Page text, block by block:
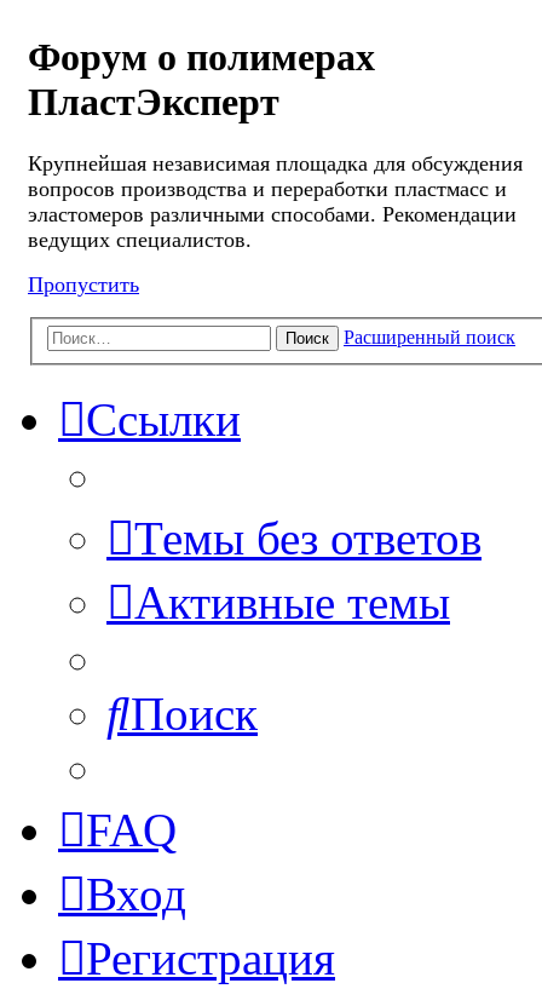
Форум о полимерах
ПластЭксперт
Крупнейшая независимая площадка для обсуждения
вопросов производства и переработки пластмасс и
эластомеров различными способами. Рекомендации
ведущих специалистов.
Пропустить
Поиск Расширенный поиск
Ссылки
Темы без ответов
Активные темы
Поиск
FAQ
Вход
Регистрация